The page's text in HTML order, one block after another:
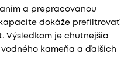
a prepracovanou
dokáže prefiltrovať
Výsledkom je chutnejšia
kameňa a ďalších